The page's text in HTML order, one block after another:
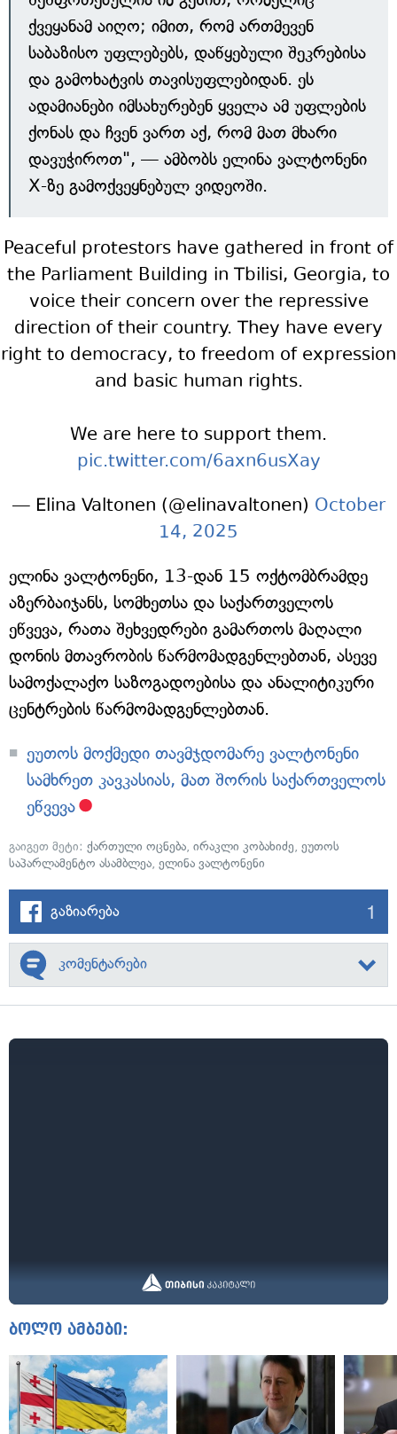
ქვეყანამ აიღო; იმით, რომ ართმევენ
საბაზისო უფლებებს, დაწყებული შეკრებისა
და გამოხატვის თავისუფლებიდან. ეს
ადამიანები იმსახურებენ ყველა ამ უფლების
ქონას და ჩვენ ვართ აქ, რომ მათ მხარი
დავუჭიროთ", — ამბობს ელინა ვალტონენი
X-ზე გამოქვეყნებულ ვიდეოში.
Peaceful protestors have gathered in front of
the Parliament Building in Tbilisi, Georgia, to
voice their concern over the repressive
direction of their country. They have every
right to democracy, to freedom of expression
and basic human rights.
We are here to support them.
pic.twitter.com/6axn6usXay
— Elina Valtonen (@elinavaltonen) October
14, 2025
ელინა ვალტონენი, 13-დან 15 ოქტომბრამდე
აზერბაიჯანს, სომხეთსა და საქართველოს
ეწვევა, რათა შეხვედრები გამართოს მაღალი
დონის მთავრობის წარმომადგენლებთან, ასევე
სამოქალაქო საზოგადოებისა და ანალიტიკური
ცენტრების წარმომადგენლებთან.
ეუთოს მოქმედი თავმჯდომარე ვალტონენი
სამხრეთ კავკასიას, მათ შორის საქართველოს
ეწვევა
გაიგეთ მეტი: ქართული ოცნება, ირაკლი კობახიძე, ეუთოს
საპარლამენტო ასამბლეა, ელინა ვალტონენი
გაზიარება 1
კომენტარები
ბოლო ამბები: